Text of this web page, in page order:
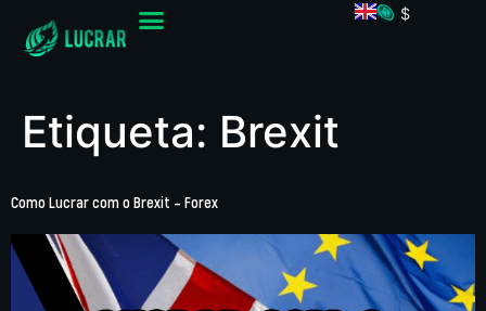
$
Etiqueta: Brexit
Como Lucrar com o Brexit – Forex